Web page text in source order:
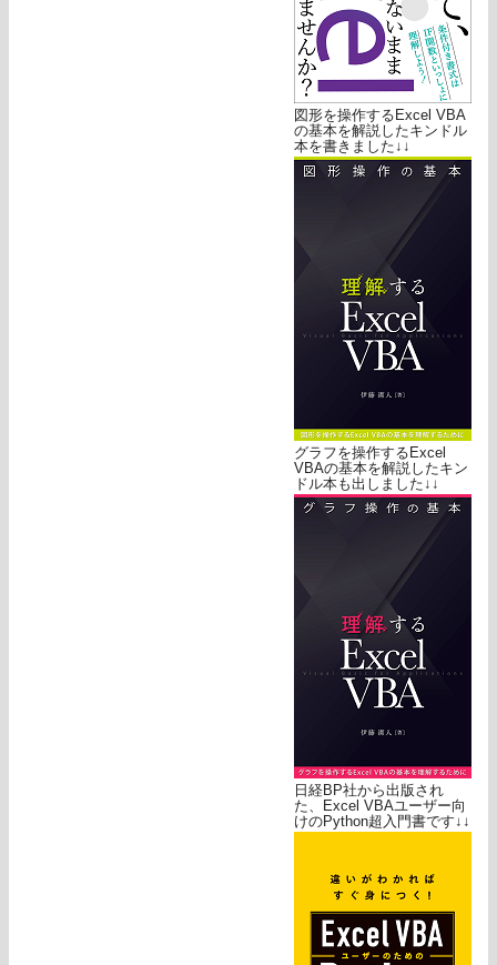
図形を操作するExcel VBA
の基本を解説したキンドル
本を書きました↓↓
グラフを操作するExcel
VBAの基本を解説したキン
ドル本も出しました↓↓
日経BP社から出版され
た、Excel VBAユーザー向
けのPython超入門書です↓↓